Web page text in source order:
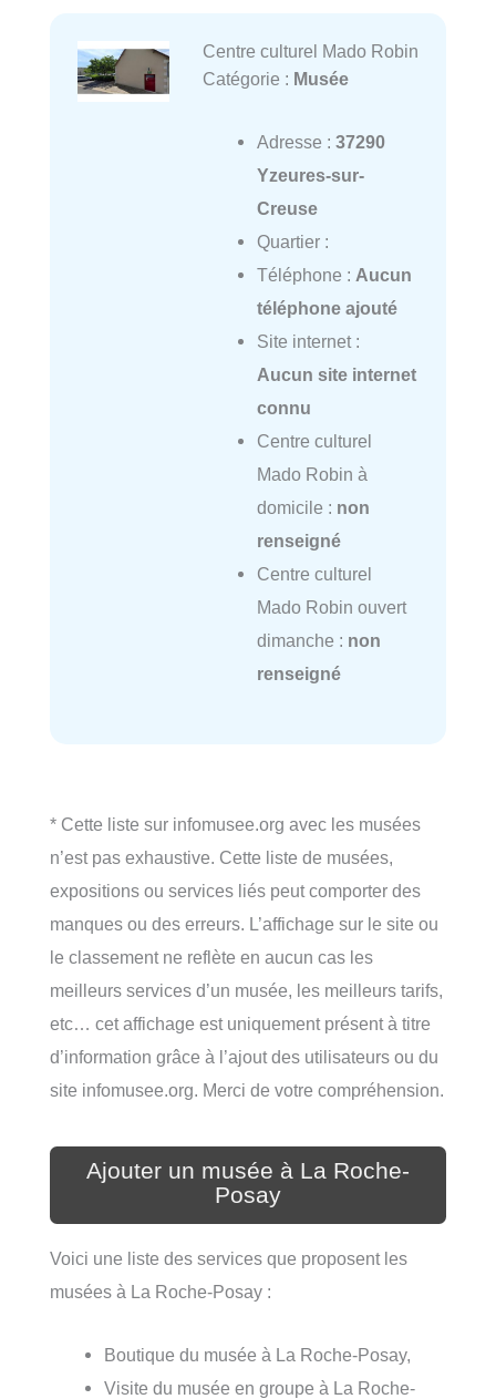
Centre culturel Mado Robin
Catégorie : Musée
Adresse : 37290
Yzeures-sur-
Creuse
Quartier :
Téléphone : Aucun
téléphone ajouté
Site internet :
Aucun site internet
connu
Centre culturel
Mado Robin à
domicile : non
renseigné
Centre culturel
Mado Robin ouvert
dimanche : non
renseigné
* Cette liste sur infomusee.org avec les musées
n’est pas exhaustive. Cette liste de musées,
expositions ou services liés peut comporter des
manques ou des erreurs. L’affichage sur le site ou
le classement ne reflète en aucun cas les
meilleurs services d’un musée, les meilleurs tarifs,
etc… cet affichage est uniquement présent à titre
d’information grâce à l’ajout des utilisateurs ou du
site infomusee.org. Merci de votre compréhension.
Ajouter un musée à La Roche-
Posay
Voici une liste des services que proposent les
musées à La Roche-Posay :
Boutique du musée à La Roche-Posay,
Visite du musée en groupe à La Roche-